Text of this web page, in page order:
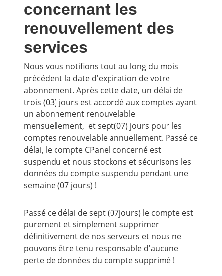
concernant les
renouvellement des
services
Nous vous notifions tout au long du mois
précédent la date d'expiration de votre
abonnement. Après cette date, un délai de
trois (03) jours est accordé aux comptes ayant
un abonnement renouvelable
mensuellement, et sept(07) jours pour les
comptes renouvelable annuellement. Passé ce
délai, le compte CPanel concerné est
suspendu et nous stockons et sécurisons les
données du compte suspendu pendant une
semaine (07 jours) !
Passé ce délai de sept (07jours) le compte est
purement et simplement supprimer
définitivement de nos serveurs et nous ne
pouvons être tenu responsable d'aucune
perte de données du compte supprimé !